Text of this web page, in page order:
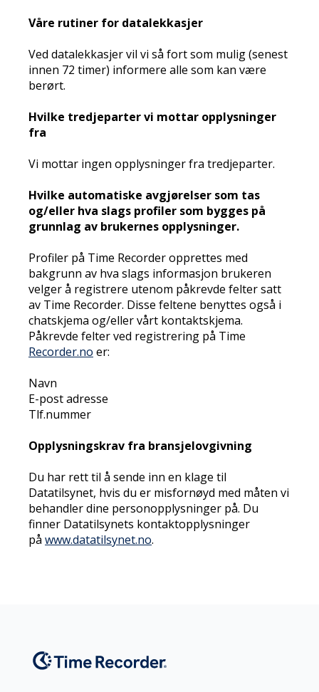
Våre rutiner for datalekkasjer
Ved datalekkasjer vil vi så fort som mulig (senest
innen 72 timer) informere alle som kan være
berørt.
Hvilke tredjeparter vi mottar opplysninger
fra
Vi mottar ingen opplysninger fra tredjeparter.
Hvilke automatiske avgjørelser som tas
og/eller hva slags profiler som bygges på
grunnlag av brukernes opplysninger.
Profiler på Time Recorder opprettes med
bakgrunn av hva slags informasjon brukeren
velger å registrere utenom påkrevde felter satt
av Time Recorder. Disse feltene benyttes også i
chatskjema og/eller vårt kontaktskjema.
Påkrevde felter ved registrering på Time
Recorder.no er:
Navn
E-post adresse
Tlf.nummer
Opplysningskrav fra bransjelovgivning
Du har rett til å sende inn en klage til
Datatilsynet, hvis du er misfornøyd med måten vi
behandler dine personopplysninger på. Du
finner Datatilsynets kontaktopplysninger
på www.datatilsynet.no.